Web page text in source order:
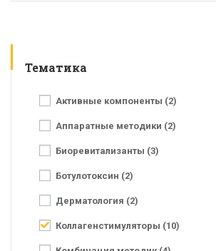
Тематика
Активные компоненты (2)
Аппаратные методики (2)
Биоревитализанты (3)
Ботулотоксин (2)
Дерматология (2)
Коллагенстимуляторы (10)